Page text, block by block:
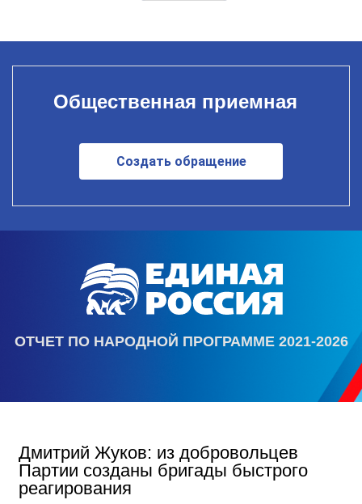
Общественная приемная
Создать обращение
ОТЧЕТ ПО НАРОДНОЙ ПРОГРАММЕ 2021-2026
Дмитрий Жуков: из добровольцев
Партии созданы бригады быстрого
реагирования